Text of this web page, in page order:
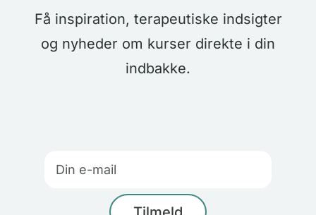
Få inspiration, terapeutiske indsigter
og nyheder om kurser direkte i din
indbakke.